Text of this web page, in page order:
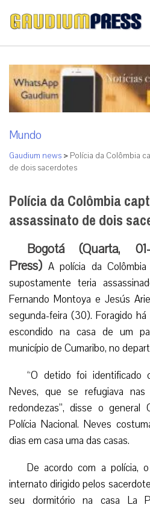
Mundo
Gaudium news > Polícia da Colômbia
de dois sacerdotes
Polícia da Colômbia
assassinato de dois
Bogotá (Quarta,
Press) A polícia da
supostamente teria
Fernando Montoya e Jesús
segunda-feira (30). Foragido
escondido na casa de um
município de Cumaribo, no
“O detido foi identificado
Neves, que se refugiava
redondezas”, disse o general
Polícia Nacional. Neves
dias em casa uma das casas.
De acordo com a polícia,
internato dirigido pelos
seu dormitório na casa La